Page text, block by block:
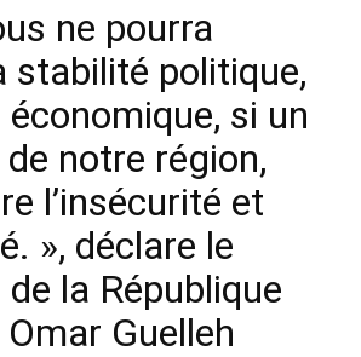
ne pourra
stabilité politique,
si un
notre région,
l’insécurité et
», déclare le
la République
Guelleh